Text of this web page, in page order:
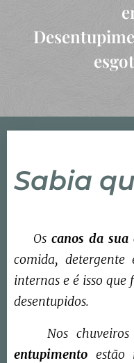
Sabia
Os canos da sua
comida, detergente
internas e é isso que
desentupidos.
Nos chuveiros
entupimento estão